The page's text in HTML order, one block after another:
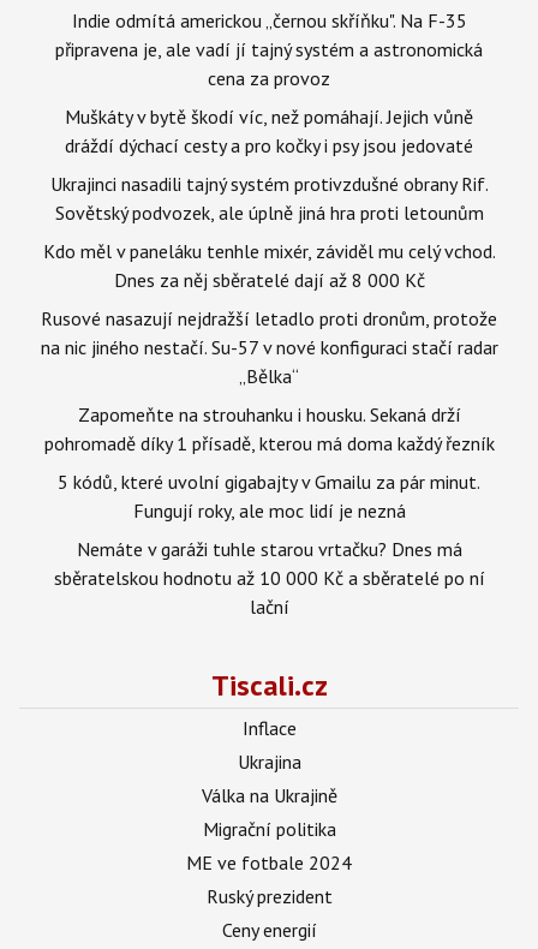
Indie odmítá americkou „černou skříňku". Na F-35
připravena je, ale vadí jí tajný systém a astronomická
cena za provoz
Muškáty v bytě škodí víc, než pomáhají. Jejich vůně
dráždí dýchací cesty a pro kočky i psy jsou jedovaté
Ukrajinci nasadili tajný systém protivzdušné obrany Rif.
Sovětský podvozek, ale úplně jiná hra proti letounům
Kdo měl v paneláku tenhle mixér, záviděl mu celý vchod.
Dnes za něj sběratelé dají až 8 000 Kč
Rusové nasazují nejdražší letadlo proti dronům, protože
na nic jiného nestačí. Su-57 v nové konfiguraci stačí radar
„Bělka“
Zapomeňte na strouhanku i housku. Sekaná drží
pohromadě díky 1 přísadě, kterou má doma každý řezník
5 kódů, které uvolní gigabajty v Gmailu za pár minut.
Fungují roky, ale moc lidí je nezná
Nemáte v garáži tuhle starou vrtačku? Dnes má
sběratelskou hodnotu až 10 000 Kč a sběratelé po ní
lační
Tiscali.cz
Inflace
Ukrajina
Válka na Ukrajině
Migrační politika
ME ve fotbale 2024
Ruský prezident
Ceny energií